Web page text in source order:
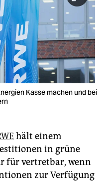
Kasse machen und bei
hält einem
in grüne
für vertretbar, wenn
zur Verfügung